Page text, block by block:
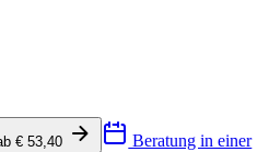
€ 53,40 Beratung in einer